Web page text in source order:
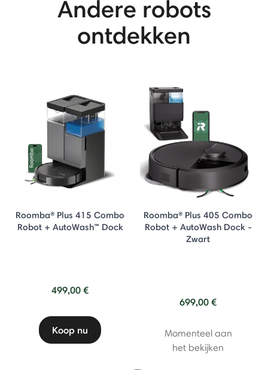
Andere robots
ontdekken
Roomba® Plus 415 Combo
Robot + AutoWash™ Dock
499,00 €
Koop nu
Roomba® Plus 405 Combo
Robot + AutoWash Dock -
Zwart
699,00 €
Momenteel aan
het bekijken